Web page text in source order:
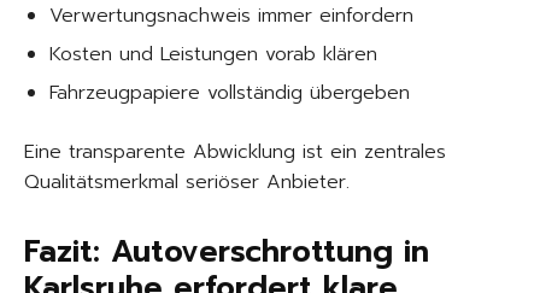
Verwertungsnachweis immer einfordern
Kosten und Leistungen vorab klären
Fahrzeugpapiere vollständig übergeben
Eine transparente Abwicklung ist ein zentrales
Qualitätsmerkmal seriöser Anbieter.
Fazit: Autoverschrottung in